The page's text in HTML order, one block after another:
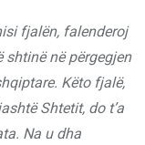
fjalën, falenderoj
në përgegjen
Këto fjalë,
Shtetit, do t’a
Na u dha